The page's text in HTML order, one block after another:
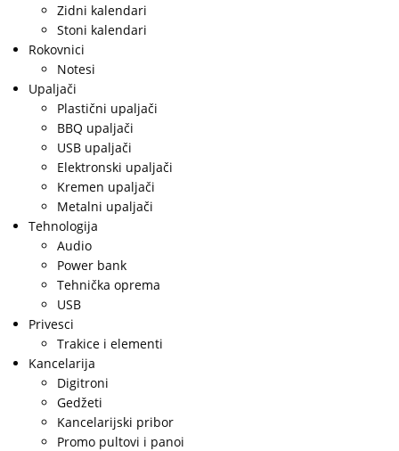
Zidni kalendari
Stoni kalendari
Rokovnici
Notesi
Upaljači
Plastični upaljači
BBQ upaljači
USB upaljači
Elektronski upaljači
Kremen upaljači
Metalni upaljači
Tehnologija
Audio
Power bank
Tehnička oprema
USB
Privesci
Trakice i elementi
Kancelarija
Digitroni
Gedžeti
Kancelarijski pribor
Promo pultovi i panoi